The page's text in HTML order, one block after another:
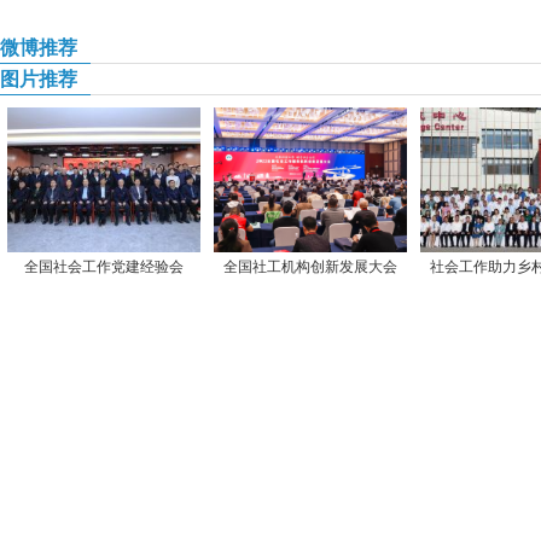
微博推荐
图片推荐
全国社会工作党建经验会 全国社工机构创新发展大会 社会工作助力乡